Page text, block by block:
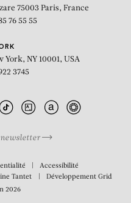
75003 Paris, France
76 55 55
York, NY 10001, USA
3745
newsletter
Accessibilité
Tantet Développement Grid
2026